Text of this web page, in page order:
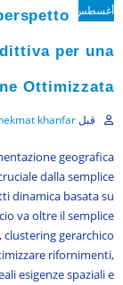
أغسطس
per una
Ottimizzata
قبل khanfar
geografica
dalla semplice
dinamica basata su
va oltre il semplice
clustering gerarchico
rifornimenti,
esigenze spaziali e